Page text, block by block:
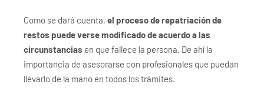
Como se dará cuenta, el proceso de repatriación de
restos puede verse modificado de acuerdo a las
circunstancias en que fallece la persona. De ahí la
importancia de asesorarse con profesionales que puedan
llevarlo de la mano en todos los trámites.